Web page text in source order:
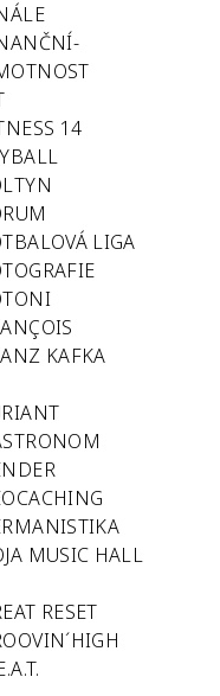
14
LIGA
KAFKA
MUSIC HALL
RESET